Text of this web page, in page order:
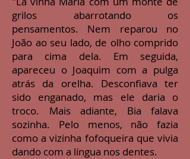
grilos abarrotando os
pensamentos. Nem reparou no
João ao seu lado, de olho comprido
para cima dela. Em seguida,
apareceu o Joaquim com a pulga
atrás da orelha. Desconfiava ter
sido enganado, mas ele daria o
troco. Mais adiante, Bia falava
sozinha. Pelo menos, não fazia
como a vizinha fofoqueira que vivia
dando com a língua nos dentes.